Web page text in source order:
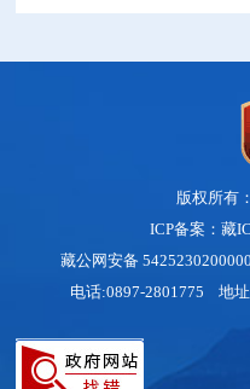
版权所有
ICP备案：藏
藏公网安备
电话:0897-2801775 地